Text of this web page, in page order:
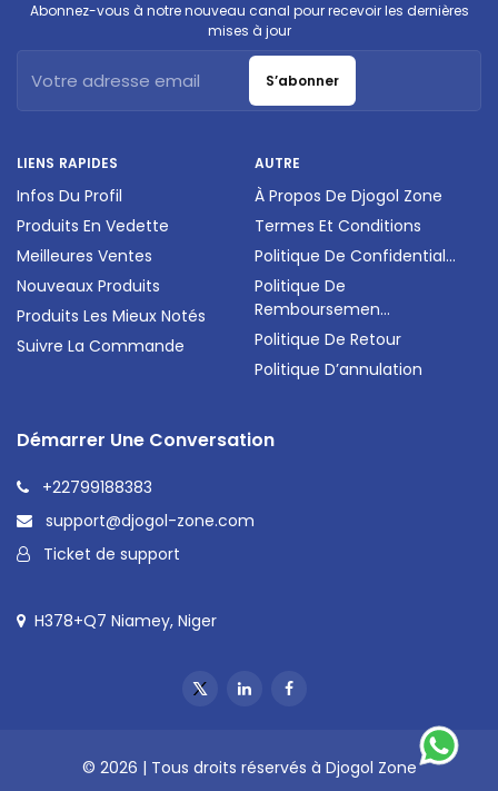
LIENS RAPIDES
Infos Du Profil
Produits En Vedette
Meilleures Ventes
Nouveaux Produits
Produits Les Mieux Notés
Suivre La Commande
AUTRE
À Propos De Djogol Zone
Termes Et Conditions
Politique De Confidential...
Politique De
Remboursemen...
Politique De Retour
Politique D’annulation
Abonnez-vous à notre nouveau canal pour recevoir les dernières
mises à jour
S’abonner
Démarrer Une Conversation
+22799188383
support@djogol-zone.com
Ticket de support
H378+Q7 Niamey, Niger
© 2026 | Tous droits réservés à Djogol Zone